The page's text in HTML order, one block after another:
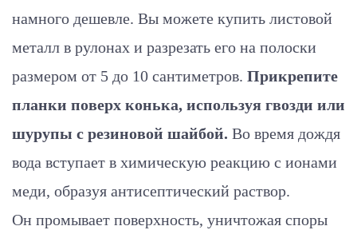
намного дешевле. Вы можете купить листовой
металл в рулонах и разрезать его на полоски
размером от 5 до 10 сантиметров. Прикрепите
планки поверх конька, используя гвозди или
шурупы с резиновой шайбой. Во время дождя
вода вступает в химическую реакцию с ионами
меди, образуя антисептический раствор.
Он промывает поверхность, уничтожая споры